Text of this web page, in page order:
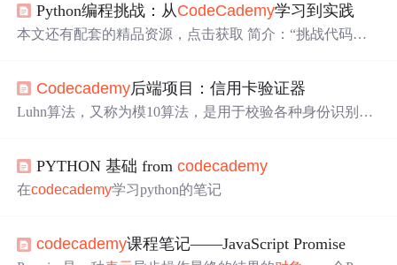
程？iPhone能做什么？打电话？发信息，玩社交，拍照
片，打游戏，读资讯.....除了这些，你没有想过它还可以做
Python编程挑战：从CodeCademy学习到实践
本文还有配套的精品资源，点击获取 简介：“挑战代码学
法、控制结构、函数、数据结构、字符串操作、文件操
作、异常处理、模块与包、面向对象编程等关键知识点。
Codecademy后端项目：信用卡验证器
Luhn算法，又称为模10算法，是用于校验各种身份识别码
字以进行校验。算法的核心是利用数字的双倍和加和过程
来确保数字的正确性。适用于需要防止误输入或伪造号码
则，则说明该数字序列可能有效。算法执行过程中，每一
位数字都会参与到计算中，有效降低错误输入的概率。
PYTHON 基础 fromcodecademy
在codecademy学习python的笔记
codecademy课程笔记——JavaScript Promise